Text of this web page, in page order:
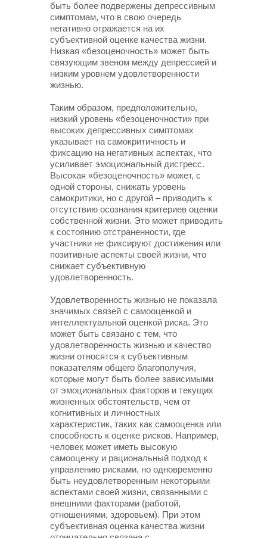
быть более подвержены депрессивным
симптомам, что в свою очередь
негативно отражается на их
субъективной оценке качества жизни.
Низкая «безоценочность» может быть
связующим звеном между депрессией и
низким уровнем удовлетворенности
жизнью.
Таким образом, предположительно,
низкий уровень «безоценочности» при
высоких депрессивных симптомах
указывает на самокритичность и
фиксацию на негативных аспектах, что
усиливает эмоциональный дистресс.
Высокая «безоценочность» может, с
одной стороны, снижать уровень
самокритики, но с другой – приводить к
отсутствию осознания критериев оценки
собственной жизни. Это может приводить
к состоянию отстраненности, где
участники не фиксируют достижения или
позитивные аспекты своей жизни, что
снижает субъективную
удовлетворенность.
Удовлетворенность жизнью не показала
значимых связей с самооценкой и
интеллектуальной оценкой риска. Это
может быть связано с тем, что
удовлетворенность жизнью и качество
жизни относятся к субъективным
показателям общего благополучия,
которые могут быть более зависимыми
от эмоциональных факторов и текущих
жизненных обстоятельств, чем от
когнитивных и личностных
характеристик, таких как самооценка или
способность к оценке рисков. Например,
человек может иметь высокую
самооценку и рациональный подход к
управлению рисками, но одновременно
быть неудовлетворенным некоторыми
аспектами своей жизни, связанными с
внешними факторами (работой,
отношениями, здоровьем). При этом
субъективная оценка качества жизни